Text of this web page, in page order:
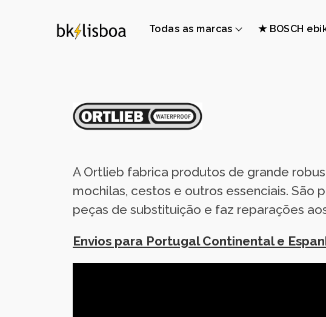
Todas as marcas ★ BOSCH
A Ortlieb fabrica produtos de grande
mochilas, cestos e outros essenciais.
peças de substituição e faz reparações
Envios para Portugal Continental e